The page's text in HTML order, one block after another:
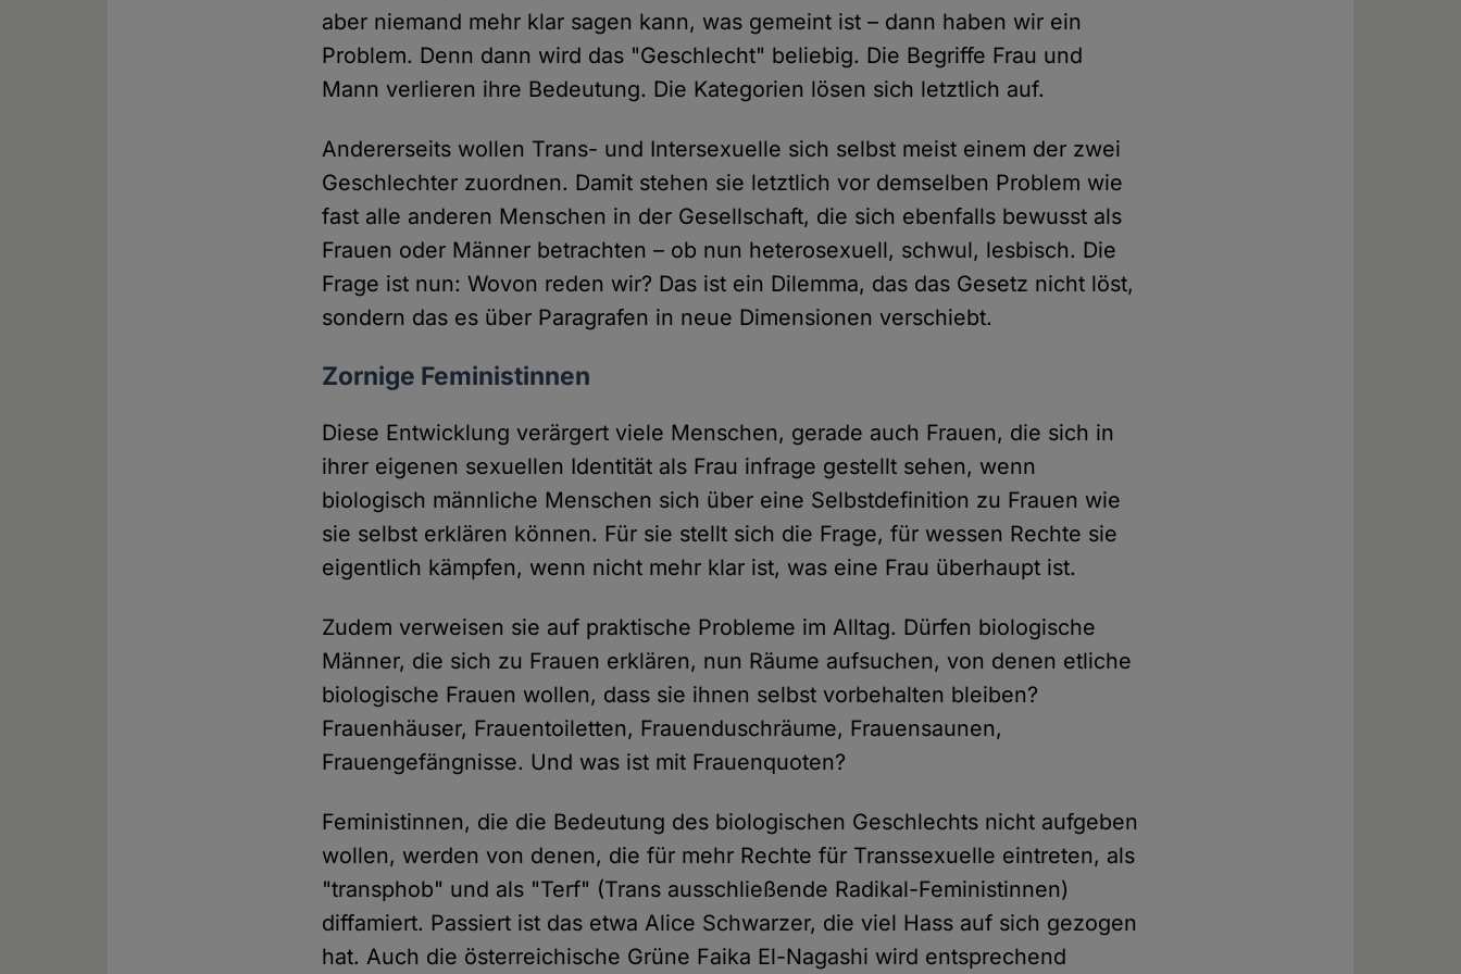
aber niemand mehr klar sagen kann, was gemeint ist – dann haben wir ein
Problem. Denn dann wird das "Geschlecht" beliebig. Die Begriffe Frau und
Mann verlieren ihre Bedeutung. Die Kategorien lösen sich letztlich auf.
Andererseits wollen Trans- und Intersexuelle sich selbst meist einem der zwei
Geschlechter zuordnen. Damit stehen sie letztlich vor demselben Problem wie
fast alle anderen Menschen in der Gesellschaft, die sich ebenfalls bewusst als
Frauen oder Männer betrachten – ob nun heterosexuell, schwul, lesbisch. Die
Frage ist nun: Wovon reden wir? Das ist ein Dilemma, das das Gesetz nicht löst,
sondern das es über Paragrafen in neue Dimensionen verschiebt.
Zornige Feministinnen
Diese Entwicklung verärgert viele Menschen, gerade auch Frauen, die sich in
ihrer eigenen sexuellen Identität als Frau infrage gestellt sehen, wenn
biologisch männliche Menschen sich über eine Selbstdefinition zu Frauen wie
sie selbst erklären können. Für sie stellt sich die Frage, für wessen Rechte sie
eigentlich kämpfen, wenn nicht mehr klar ist, was eine Frau überhaupt ist.
Zudem verweisen sie auf praktische Probleme im Alltag. Dürfen biologische
Männer, die sich zu Frauen erklären, nun Räume aufsuchen, von denen etliche
biologische Frauen wollen, dass sie ihnen selbst vorbehalten bleiben?
Frauenhäuser, Frauentoiletten, Frauenduschräume, Frauensaunen,
Frauengefängnisse. Und was ist mit Frauenquoten?
Feministinnen, die die Bedeutung des biologischen Geschlechts nicht aufgeben
wollen, werden von denen, die für mehr Rechte für Transsexuelle eintreten, als
"transphob" und als "Terf" (Trans ausschließende Radikal-Feministinnen)
diffamiert. Passiert ist das etwa Alice Schwarzer, die viel Hass auf sich gezogen
hat. Auch die österreichische Grüne Faika El-Nagashi wird entsprechend